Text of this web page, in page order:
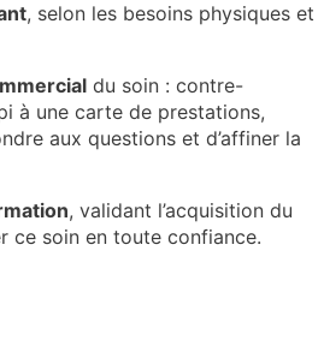
, selon les besoins physiques et
du soin : contre-
à une carte de prestations,
aux questions et d’affiner la
, validant l’acquisition du
ce soin en toute confiance.